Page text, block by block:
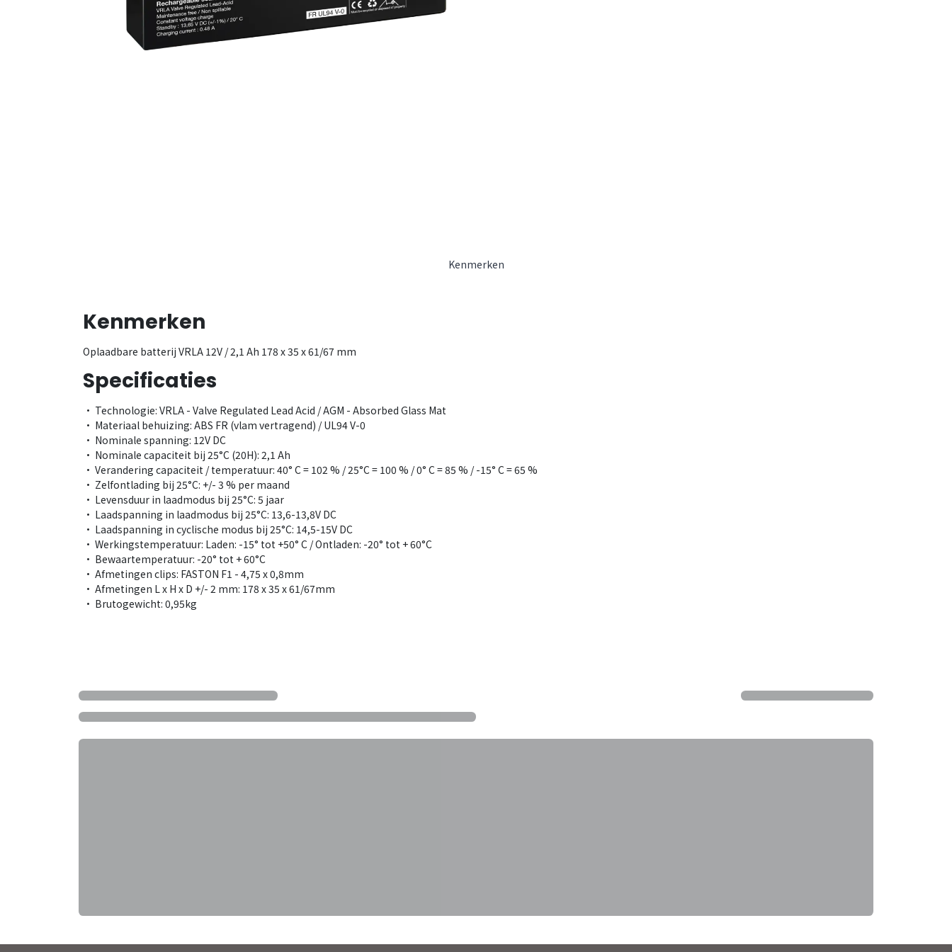
Kenmerken
Kenmerken
Oplaadbare batterij VRLA 12V / 2,1 Ah 178 x 35 x 61/67 mm
Specificaties
• Technologie: VRLA - Valve Regulated Lead Acid / AGM - Absorbed Glass Mat
• Materiaal behuizing: ABS FR (vlam vertragend) / UL94 V-0
• Nominale spanning: 12V DC
• Nominale capaciteit bij 25°C (20H): 2,1 Ah
• Verandering capaciteit / temperatuur: 40° C = 102 % / 25°C = 100 % / 0° C = 85 % / -15° C = 65 %
• Zelfontlading bij 25°C: +/- 3 % per maand
• Levensduur in laadmodus bij 25°C: 5 jaar
• Laadspanning in laadmodus bij 25°C: 13,6-13,8V DC
• Laadspanning in cyclische modus bij 25°C: 14,5-15V DC
• Werkingstemperatuur: Laden: -15° tot +50° C / Ontladen: -20° tot + 60°C
• Bewaartemperatuur: -20° tot + 60°C
• Afmetingen clips: FASTON F1 - 4,75 x 0,8mm
• Afmetingen L x H x D +/- 2 mm: 178 x 35 x 61/67mm
• Brutogewicht: 0,95kg